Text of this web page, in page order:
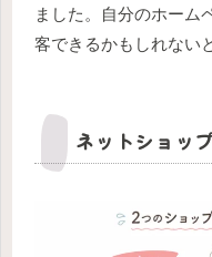
ました。自分のホーム
客できるかもしれない
ネットショッ